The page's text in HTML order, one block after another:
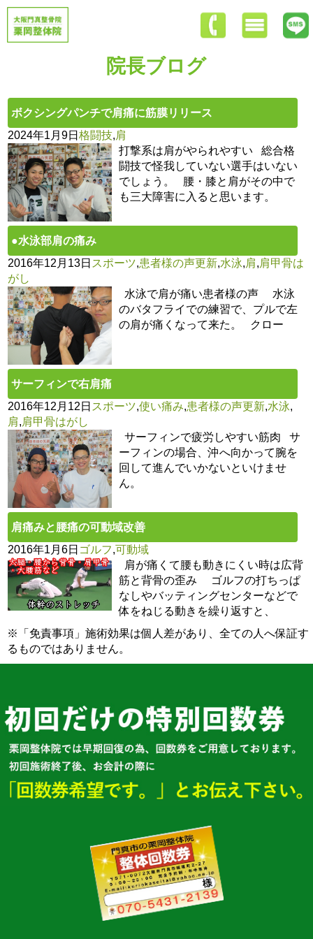
院長ブログ
ボクシングパンチで肩痛に筋膜リリース
2024年1月9日格闘技,肩
打撃系は肩がやられやすい 総合格
闘技で怪我していない選手はいない
でしょう。 腰・膝と肩がその中で
も三大障害に入ると思います。
●水泳部肩の痛み
2016年12月13日 スポーツ,患者様の声更新,水泳,肩,肩甲骨は
がし
水泳で肩が痛い患者様の声 水泳
のバタフライでの練習で、プルで左
の肩が痛くなって来た。 クロー
サーフィンで右肩痛
2016年12月12日 スポーツ,使い痛み,患者様の声更新,水泳,
肩,肩甲骨はがし
サーフィンで疲労しやすい筋肉 サ
ーフィンの場合、沖へ向かって腕を
回して進んでいかないといけませ
ん。
肩痛みと腰痛の可動域改善
2016年1月6日 ゴルフ,可動域
肩が痛くて腰も動きにくい時は広背
筋と背骨の歪み ゴルフの打ちっぱ
なしやバッティングセンターなどで
体をねじる動きを繰り返すと、
※「免責事項」施術効果は個人差があり、全ての人へ保証す
るものではありません。